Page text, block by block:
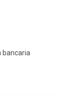
bancaria